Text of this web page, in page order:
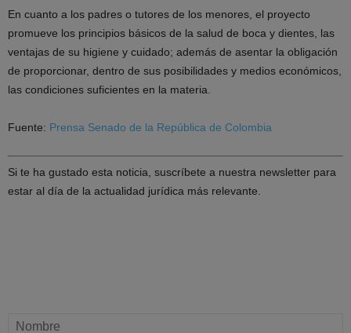
En cuanto a los padres o tutores de los menores, el proyecto
promueve los principios básicos de la salud de boca y dientes, las
ventajas de su higiene y cuidado; además de asentar la obligación
de proporcionar, dentro de sus posibilidades y medios económicos,
las condiciones suficientes en la materia.
Fuente: Prensa Senado de la República de Colombia
Si te ha gustado esta noticia, suscríbete a nuestra newsletter para
estar al día de la actualidad jurídica más relevante.